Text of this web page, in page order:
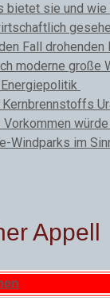
bietet sie und
Fall drohenden
moderne große
Windparks im
Appell